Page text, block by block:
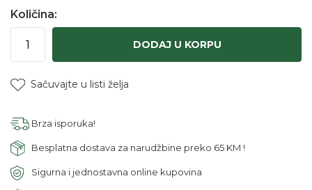
Količina:
DODAJ U KORPU
Sačuvajte u listi želja
Brza isporuka!
Besplatna dostava za narudžbine preko 65 KM !
Sigurna i jednostavna online kupovina